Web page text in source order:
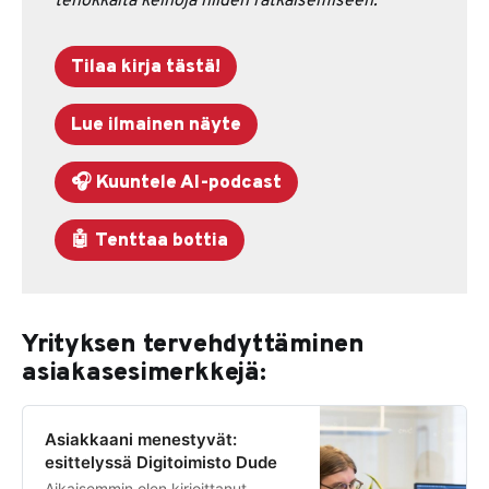
Tilaa kirja tästä!
Lue ilmainen näyte
🎧 Kuuntele AI-podcast
🤖 Tenttaa bottia
Yrityksen tervehdyttäminen
asiakasesimerkkejä:
Asiakkaani menestyvät:
esittelyssä Digitoimisto Dude